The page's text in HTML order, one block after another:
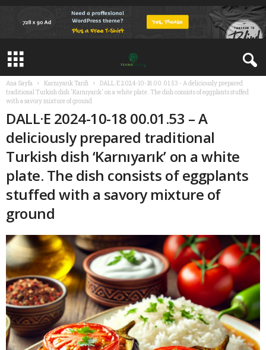
Ana Sayfa Karnıyarık Tarifi
DALL·E 2024-10-18 00.01.53 - A deliciously prepared
traditional Turkish dish 'Karnıyarık' on a white plate. The dish consists of eggplants stuffed
with a savory mixture of ground
DALL·E 2024-10-18 00.01.53 – A
deliciously prepared traditional
Turkish dish ‘Karnıyarık’ on a white
plate. The dish consists of eggplants
stuffed with a savory mixture of
ground